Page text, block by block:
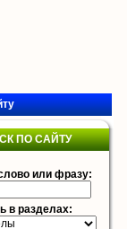
ПО САЙТУ
или фразу:
в разделах: